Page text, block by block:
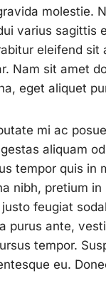
molestie.
varius sagittis
eleifend
Nam sit amet
eget aliquet
mi ac
aliquam
tempor quis in
nibh, pretium
feugiat
purus ante,
tempor.
eu.